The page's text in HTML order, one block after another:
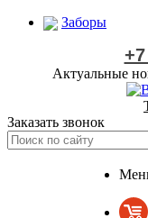
Заборы
Актуальные
Заказать звонок